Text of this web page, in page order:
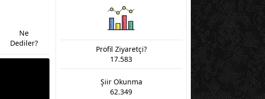
Ne
Dediler?
Profil Ziyaretçi?
17.583
Şiir Okunma
62.349